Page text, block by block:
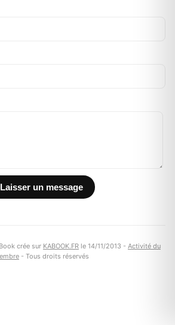
crée sur KABOOK.FR le 14/11/2013 - Activité du
- Tous droits réservés